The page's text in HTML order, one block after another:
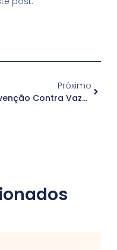
Próximo
Prevenção Contra Vazamento De Informações No Dia A Dia: Uma Visão Abrangente Da DLP